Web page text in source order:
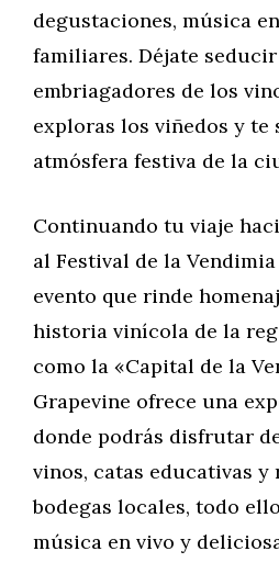
degustaciones, música
familiares. Déjate
embriagadores de los
exploras los viñedos y te
atmósfera festiva de la
Continuando tu viaje
al Festival de la
evento que rinde
historia vinícola de la
como la «Capital de la
Grapevine ofrece una
donde podrás disfrutar
vinos, catas educativas
bodegas locales, todo
música en vivo y